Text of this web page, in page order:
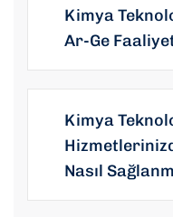
Kimya
Ar-Ge
Kimya
Nasıl